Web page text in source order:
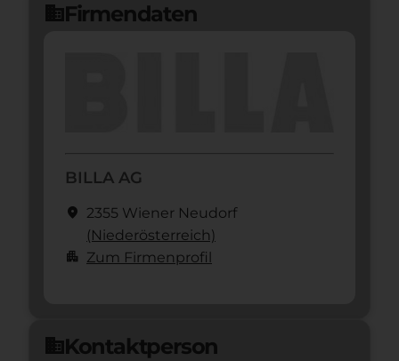
domainFirmendaten
BILLA AG
location_on 2355 Wiener Neudorf
(Nieder­österreich)
apartment Zum Firmenprofil
domainKontaktperson